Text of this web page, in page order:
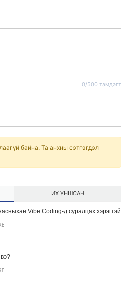
0/500 тэмдэгт
байна. Та анхны сэтгэгдэл
ИХ УНШСАН
Vibe Coding-д суралцах хэрэгтэй